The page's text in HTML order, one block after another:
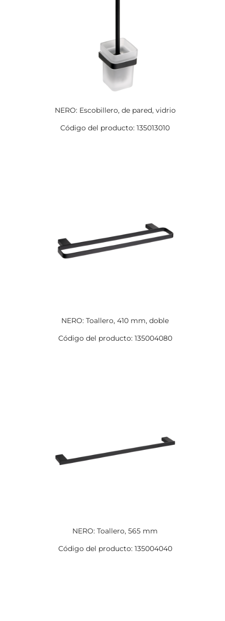
NERO: Escobillero, de pared, vidrio
Código del producto: 135013010
NERO: Toallero, 410 mm, doble
Código del producto: 135004080
NERO: Toallero, 565 mm
Código del producto: 135004040